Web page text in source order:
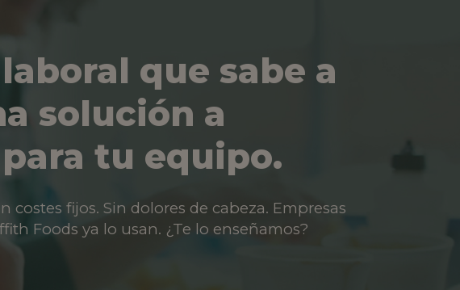
que sabe a
solución a
tu equipo.
costes fijos. Sin dolores de cabeza. Empresas
Foods ya lo usan. ¿Te lo enseñamos?